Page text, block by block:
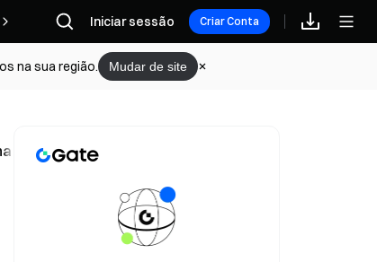
Recompensas
Iniciar sessão Criar Conta
na sua região. Mudar de site
de 2027